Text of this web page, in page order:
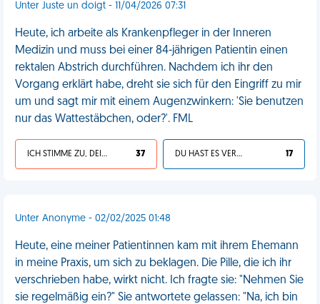
Unter Juste un doigt - 11/04/2026 07:31
Heute, ich arbeite als Krankenpfleger in der Inneren
Medizin und muss bei einer 84-jährigen Patientin einen
rektalen Abstrich durchführen. Nachdem ich ihr den
Vorgang erklärt habe, dreht sie sich für den Eingriff zu mir
um und sagt mir mit einem Augenzwinkern: 'Sie benutzen
nur das Wattestäbchen, oder?'. FML
ICH STIMME ZU, DEIN LEBEN IST SCHEISSE 37 DU HAST ES VERDIENT 17
Unter Anonyme - 02/02/2025 01:48
Heute, eine meiner Patientinnen kam mit ihrem Ehemann
in meine Praxis, um sich zu beklagen. Die Pille, die ich ihr
verschrieben habe, wirkt nicht. Ich fragte sie: "Nehmen Sie
sie regelmäßig ein?" Sie antwortete gelassen: "Na, ich bin